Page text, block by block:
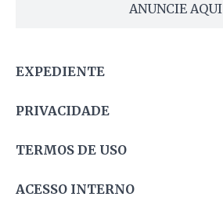
ANUNCIE AQUI
EXPEDIENTE
PRIVACIDADE
TERMOS DE USO
ACESSO INTERNO